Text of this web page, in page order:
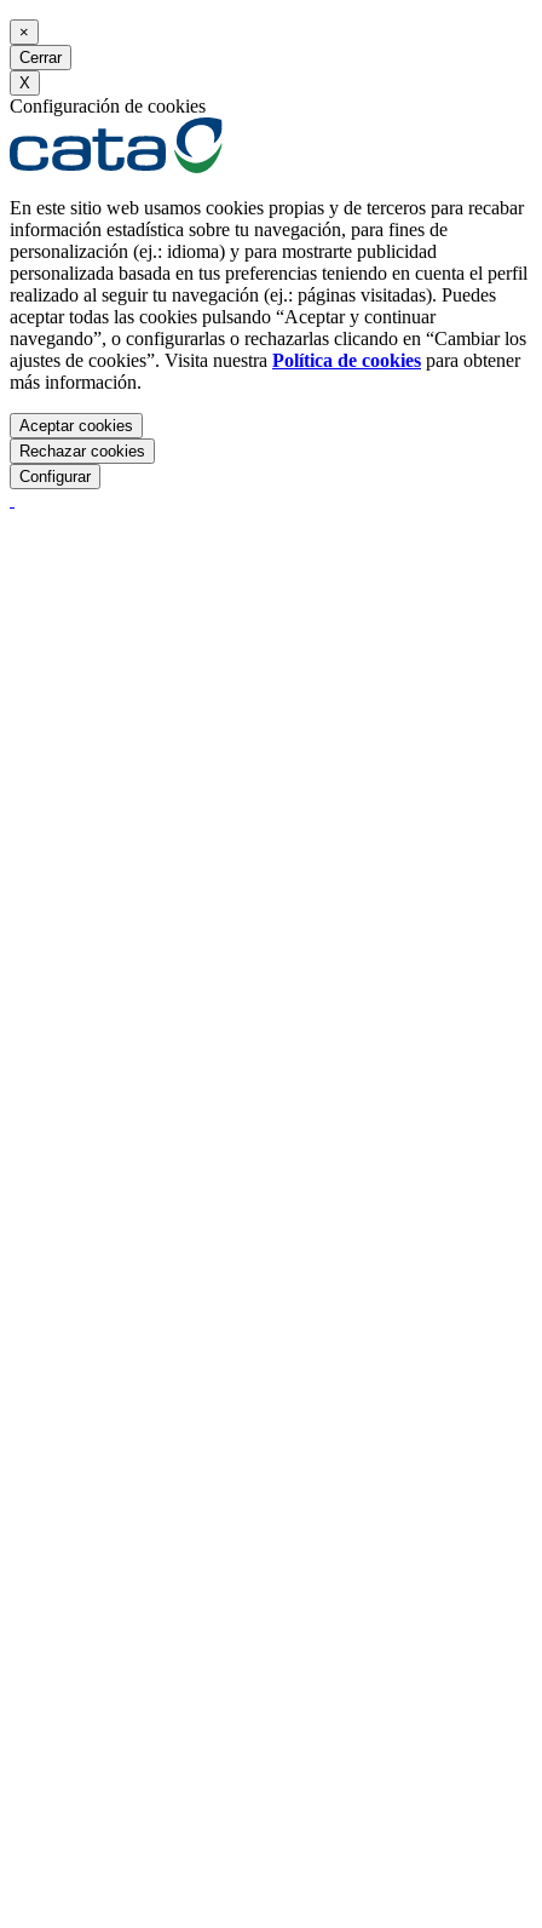
×
Cerrar
X
Configuración de cookies
En este sitio web usamos cookies propias y de terceros para recabar
información estadística sobre tu navegación, para fines de
personalización (ej.: idioma) y para mostrarte publicidad
personalizada basada en tus preferencias teniendo en cuenta el perfil
realizado al seguir tu navegación (ej.: páginas visitadas). Puedes
aceptar todas las cookies pulsando “Aceptar y continuar
navegando”, o configurarlas o rechazarlas clicando en “Cambiar los
ajustes de cookies”. Visita nuestra Política de cookies para obtener
más información.
Aceptar cookies
Rechazar cookies
Configurar